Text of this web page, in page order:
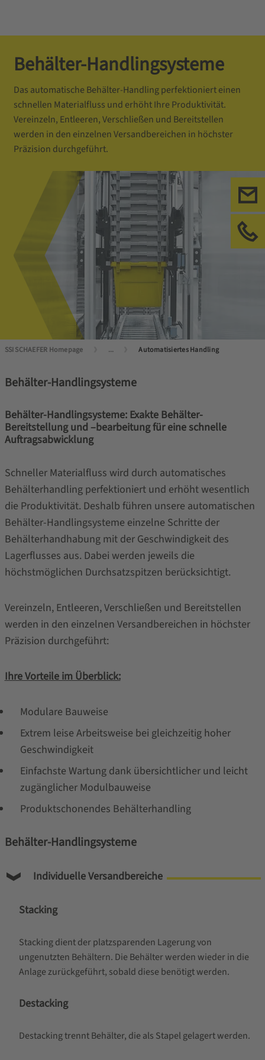
Behälter-Handlingsysteme
Das automatische Behälter-Handling perfektioniert einen
schnellen Materialfluss und erhöht Ihre Produktivität.
Vereinzeln, Entleeren, Verschließen und Bereitstellen
werden in den einzelnen Versandbereichen in höchster
Präzision durchgeführt.
SSI SCHAEFER Homepage ... Automatisiertes Handling
Behälter-Handlingsysteme
Behälter-Handlingsysteme: Exakte Behälter-
Bereitstellung und –bearbeitung für eine schnelle
Auftragsabwicklung
Schneller Materialfluss wird durch automatisches
Behälterhandling perfektioniert und erhöht wesentlich
die Produktivität. Deshalb führen unsere automatischen
Behälter-Handlingsysteme einzelne Schritte der
Behälterhandhabung mit der Geschwindigkeit des
Lagerflusses aus. Dabei werden jeweils die
höchstmöglichen Durchsatzspitzen berücksichtigt.
Vereinzeln, Entleeren, Verschließen und Bereitstellen
werden in den einzelnen Versandbereichen in höchster
Präzision durchgeführt:
Ihre Vorteile im Überblick:
Modulare Bauweise
Extrem leise Arbeitsweise bei gleichzeitig hoher
Geschwindigkeit
Einfachste Wartung dank übersichtlicher und leicht
zugänglicher Modulbauweise
Produktschonendes Behälterhandling
Behälter-Handlingsysteme
Individuelle Versandbereiche
Stacking
Stacking dient der platzsparenden Lagerung von
ungenutzten Behältern. Die Behälter werden wieder in die
Anlage zurückgeführt, sobald diese benötigt werden.
Destacking
Destacking trennt Behälter, die als Stapel gelagert werden.